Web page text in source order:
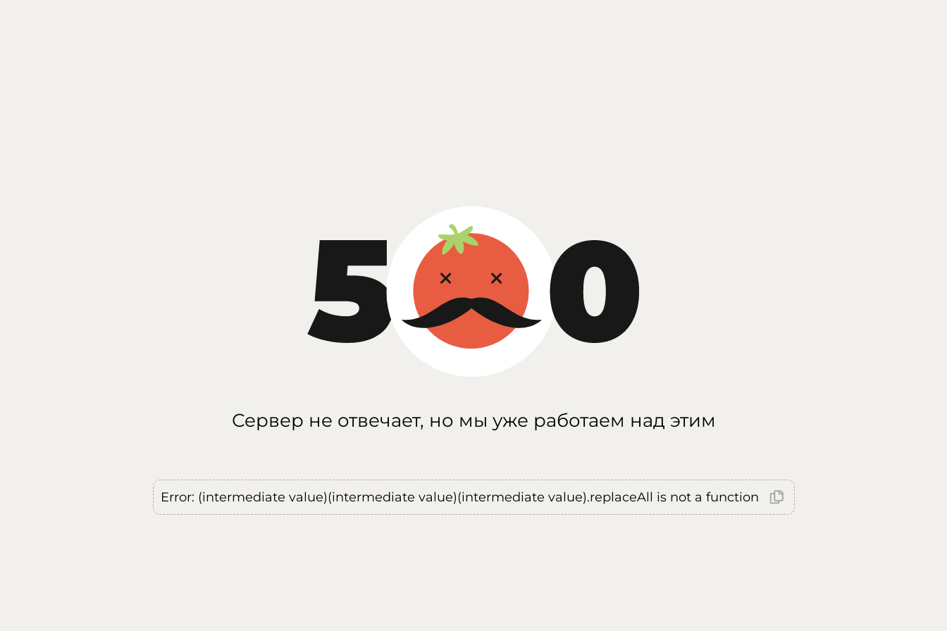
Сервер не отвечает, но мы уже работаем над этим
Error: (intermediate value)(intermediate value)(intermediate value).replaceAll is not a function